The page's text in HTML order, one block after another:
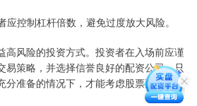
控制杠杆倍数，避免过度放大风险。
高风险的投资方式。投资者在入场前应谨
易策略，并选择信誉良好的配资公司。只
分准备的情况下，才能考虑股票配资炒